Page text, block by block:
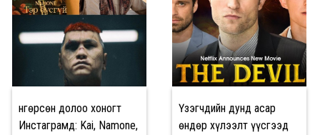
Өнгөрсөн долоо хоногт
Инстаграмд: Kai, Namone,
Үзэгчдийн дунд асар
өндөр хүлээлт үүсгээд